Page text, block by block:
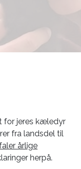
for jeres kæledyr
fra landsdel til
årlige
herpå.